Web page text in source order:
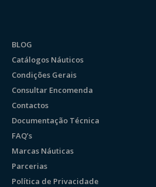
BLOG
Catálogos Náuticos
Condições Gerais
Consultar Encomenda
Contactos
Documentação Técnica
FAQ’s
Marcas Náuticas
Parcerias
Política de Privacidade